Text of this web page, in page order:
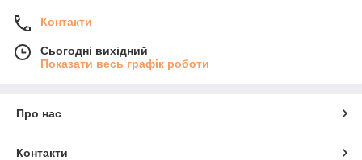
Контакти
Сьогодні вихідний
Показати весь графік роботи
Про нас
Контакти